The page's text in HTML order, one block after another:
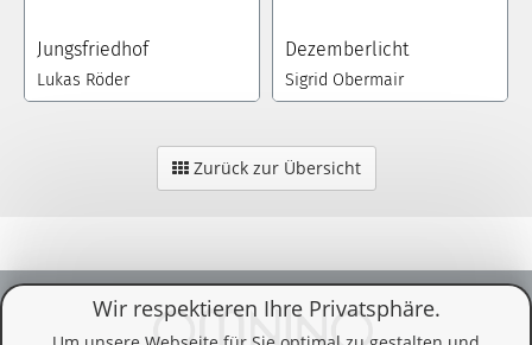
Wir respektieren Ihre Privatsphäre.
Jungsfriedhof
Lukas Röder
Dezemberlicht
Sigrid Obermair
Zurück zur Übersicht